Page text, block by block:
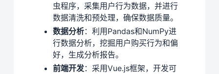
虫程序，采集用户行为数据，并进行
数据清洗和预处理，确保数据质量。
数据分析：利用Pandas和NumPy进
行数据分析，挖掘用户购买行为和偏
好，生成分析报告。
前端开发：采用Vue.js框架，开发可